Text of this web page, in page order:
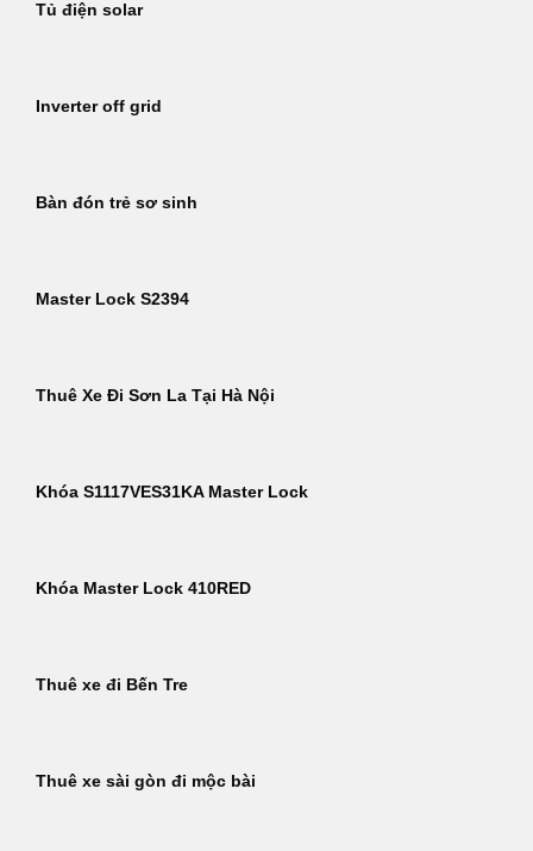
Tủ điện solar
Inverter off grid
Bàn đón trẻ sơ sinh
Master Lock S2394
Thuê Xe Đi Sơn La Tại Hà Nội
Khóa S1117VES31KA Master Lock
Khóa Master Lock 410RED
Thuê xe đi Bến Tre
Thuê xe sài gòn đi mộc bài